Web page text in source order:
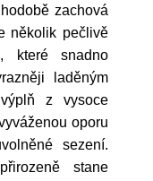
zachová
několik pečlivě
které snadno
laděným
z vysoce
oporu
sezení.
stane